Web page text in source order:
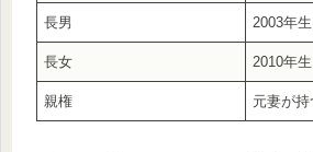
長男 2003年
長女 2010年
親権 元妻が持